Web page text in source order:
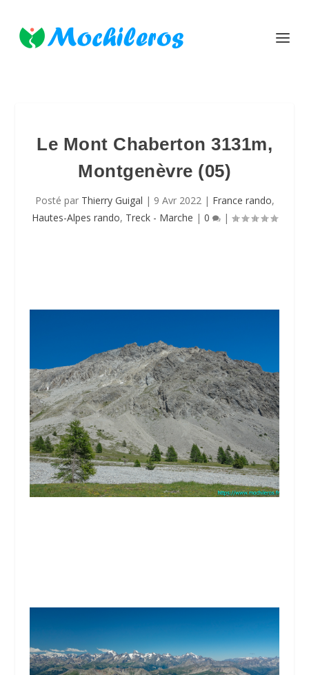
Le Mont Chaberton 3131m,
Montgenèvre (05)
Posté par Thierry Guigal | 9 Avr 2022| France rando,
Hautes-Alpes rando, Treck - Marche | 0 |